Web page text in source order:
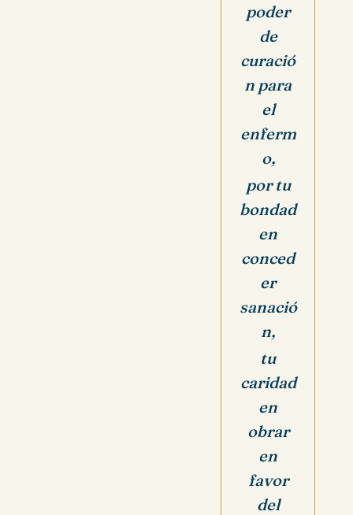
poder
de
curació
n para
el
enferm
o,
por tu
bondad
en
conced
er
sanació
n,
tu
caridad
en
obrar
en
favor
del